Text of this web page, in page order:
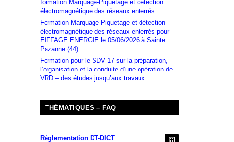
formation Marquage-Piquetage et détection
électromagnétique des réseaux enterrés
Formation Marquage-Piquetage et détection
électromagnétique des réseaux enterrés pour
EIFFAGE ENERGIE le 05/06/2026 à Sainte
Pazanne (44)
Formation pour le SDV 17 sur la préparation,
l’organisation et la conduite d’une opération de
VRD – des études jusqu’aux travaux
THÉMATIQUES – FAQ
Réglementation DT-DICT